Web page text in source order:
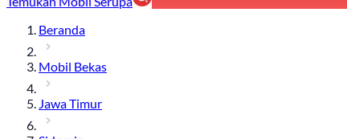
Beranda
Mobil Bekas
Jawa Timur